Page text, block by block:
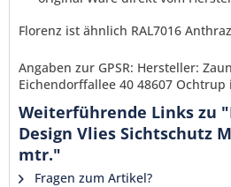
Florenz ist ähnlich RAL7016
Angaben zur GPSR: Hersteller:
Eichendorffallee 40 48607
Weiterführende Links zu
Design Vlies Sichtschutz
mtr."
Fragen zum Artikel?